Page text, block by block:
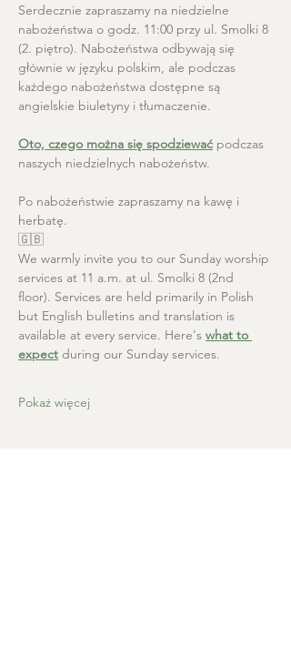
Serdecznie zapraszamy na niedzielne
nabożeństwa o godz. 11:00 przy ul. Smolki 8
(2. piętro). Nabożeństwa odbywają się
głównie w języku polskim, ale podczas
każdego nabożeństwa dostępne są
angielskie biuletyny i tłumaczenie.
Oto, czego można się spodziewać podczas
naszych niedzielnych nabożeństw.
Po nabożeństwie zapraszamy na kawę i
herbatę.
🇬🇧
We warmly invite you to our Sunday worship
services at 11 a.m. at ul. Smolki 8 (2nd
floor). Services are held primarily in Polish
but English bulletins and translation is
available at every service. Here's what to
expect during our Sunday services.
Pokaż więcej